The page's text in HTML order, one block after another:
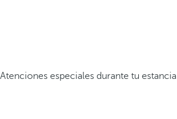
Atenciones especiales durante tu estancia